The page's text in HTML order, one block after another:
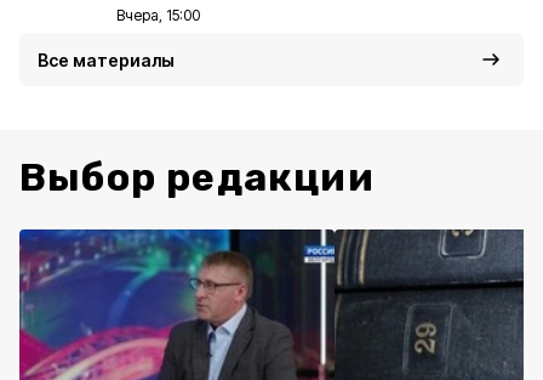
Вчера, 15:00
Все материалы
Выбор редакции